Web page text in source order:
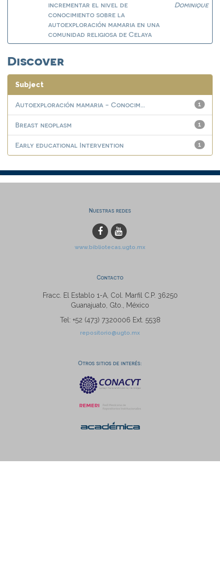
incrementar el nivel de
conocimiento sobre la
autoexploración mamaria en una
comunidad religiosa de Celaya
Dominique
Discover
Subject
1
Autoexploración mamaria - Conocim...
1
Breast neoplasm
1
Early educational Intervention
Nuestras redes
www.bibliotecas.ugto.mx
Contacto
Fracc. El Establo 1-A, Col. Marfil C.P. 36250
Guanajuato, Gto., México
Tel: +52 (473) 7320006 Ext. 5538
repositorio@ugto.mx
Otros sitios de interés: